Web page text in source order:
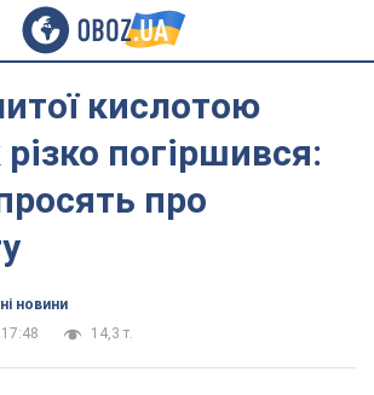
кислотою
погіршився:
про
новини
14,3 т.